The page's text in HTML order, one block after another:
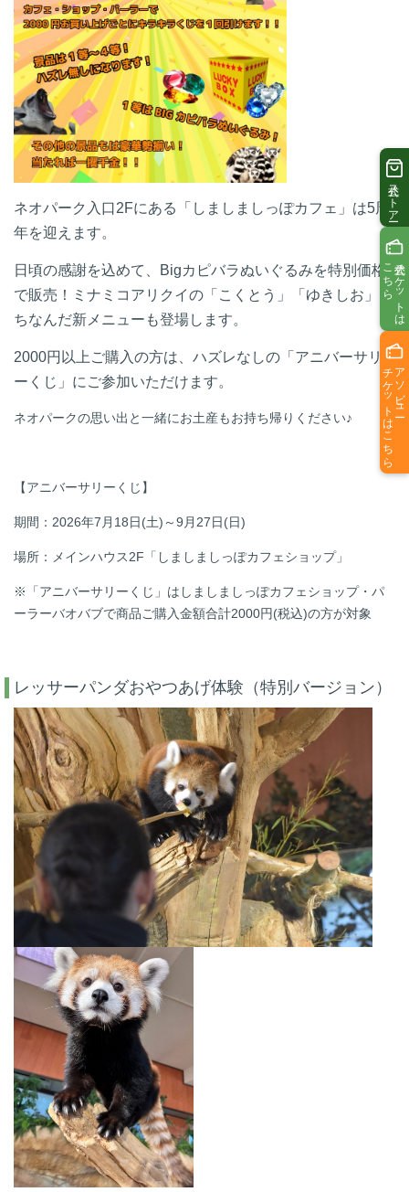
ネオパーク入口2Fにある「しましましっぽカフェ」は5周
年を迎えます。
日頃の感謝を込めて、Bigカピバラぬいぐるみを特別価格
で販売！ミナミコアリクイの「こくとう」「ゆきしお」に
ちなんだ新メニューも登場します。
2000円以上ご購入の方は、ハズレなしの「アニバーサリ
ーくじ」にご参加いただけます。
ネオパークの思い出と一緒にお土産もお持ち帰りください♪
【アニバーサリーくじ】
期間：2026年7月18日(土)～9月27日(日)
場所：メインハウス2F「しましましっぽカフェショップ」
※「アニバーサリーくじ」はしましましっぽカフェショップ・パ
ーラーバオバブで商品ご購入金額合計2000円(税込)の方が対象
レッサーパンダおやつあげ体験（特別バージョン）
公式ストアー
公式チケットは
こちら
アソビュー
チケットはこちら